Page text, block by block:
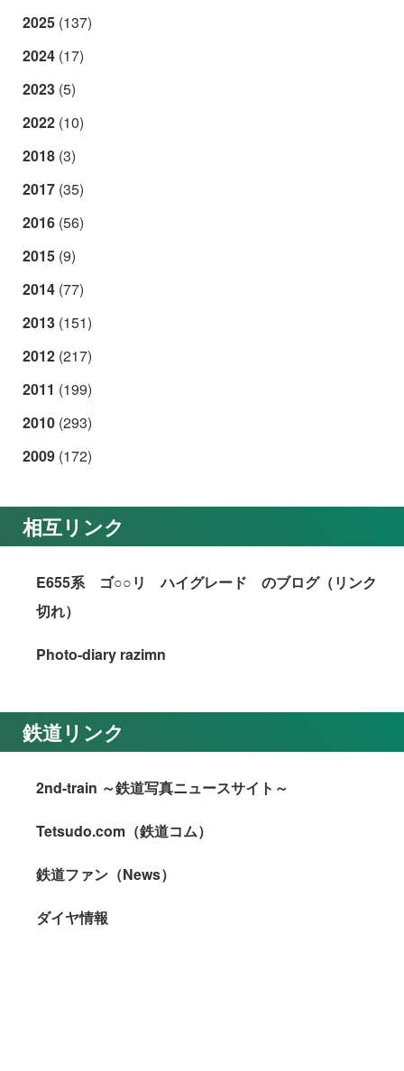
2025 (137)
2024 (17)
2023 (5)
2022 (10)
2018 (3)
2017 (35)
2016 (56)
2015 (9)
2014 (77)
2013 (151)
2012 (217)
2011 (199)
2010 (293)
2009 (172)
相互リンク
E655系 ゴ○○リ ハイグレード のブログ（リンク
切れ）
Photo-diary razimn
鉄道リンク
2nd-train ～鉄道写真ニュースサイト～
Tetsudo.com（鉄道コム）
鉄道ファン（News）
ダイヤ情報